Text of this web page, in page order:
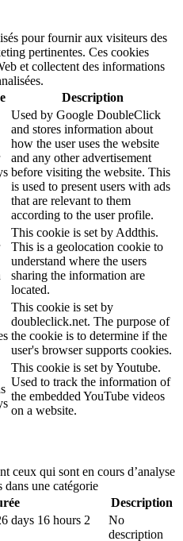
pour fournir aux visiteurs des
pertinentes. Ces cookies
et collectent des informations
Description
Used by Google DoubleClick
and stores information about
how the user uses the website
and any other advertisement
before visiting the website. This
is used to present users with ads
that are relevant to them
according to the user profile.
This cookie is set by Addthis.
This is a geolocation cookie to
understand where the users
sharing the information are
located.
This cookie is set by
doubleclick.net. The purpose of
the cookie is to determine if the
user's browser supports cookies.
This cookie is set by Youtube.
Used to track the information of
the embedded YouTube videos
on a website.
ceux qui sont en cours d’analyse
dans une catégorie
Description
days 16 hours 2
No
description